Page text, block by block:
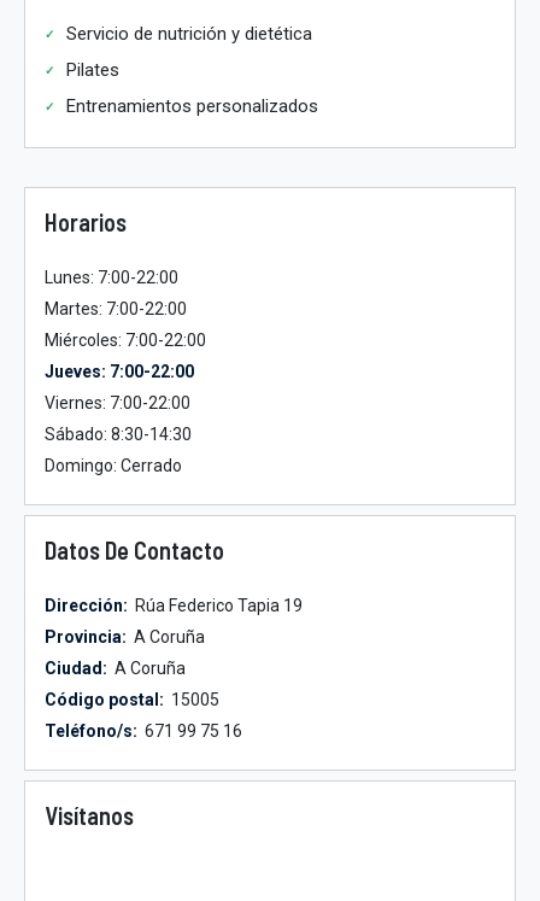
Servicio de nutrición y dietética
Pilates
Entrenamientos personalizados
Horarios
Lunes: 7:00-22:00
Martes: 7:00-22:00
Miércoles: 7:00-22:00
Jueves: 7:00-22:00
Viernes: 7:00-22:00
Sábado: 8:30-14:30
Domingo: Cerrado
Datos De Contacto
Dirección: Rúa Federico Tapia 19
Provincia: A Coruña
Ciudad: A Coruña
Código postal: 15005
Teléfono/s: 671 99 75 16
Visítanos